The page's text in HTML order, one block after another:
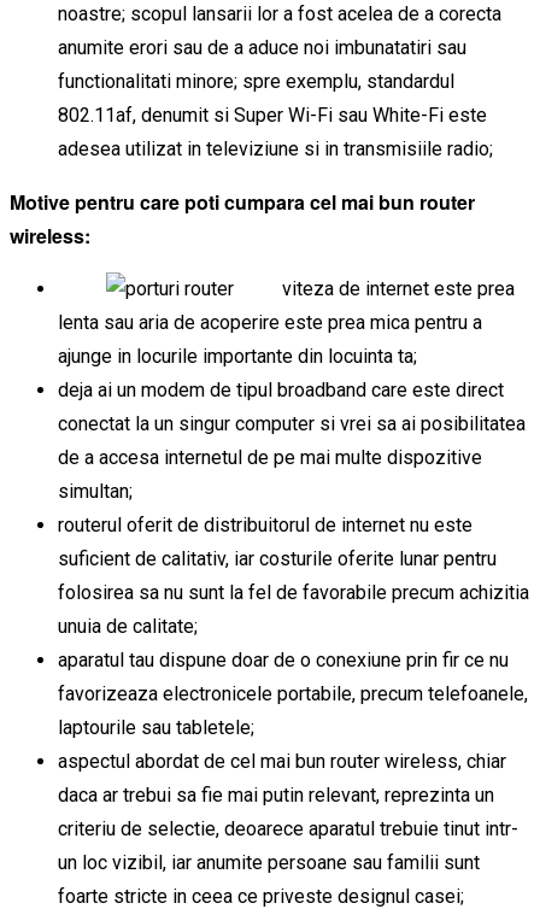
noastre; scopul lansarii lor a fost acelea de a corecta
anumite erori sau de a aduce noi imbunatatiri sau
functionalitati minore; spre exemplu, standardul
802.11af, denumit si Super Wi-Fi sau White-Fi este
adesea utilizat in televiziune si in transmisiile radio;
Motive pentru care poti cumpara cel mai bun router
wireless:
viteza de internet este prea
lenta sau aria de acoperire este prea mica pentru a
ajunge in locurile importante din locuinta ta;
deja ai un modem de tipul broadband care este direct
conectat la un singur computer si vrei sa ai posibilitatea
de a accesa internetul de pe mai multe dispozitive
simultan;
routerul oferit de distribuitorul de internet nu este
suficient de calitativ, iar costurile oferite lunar pentru
folosirea sa nu sunt la fel de favorabile precum achizitia
unuia de calitate;
aparatul tau dispune doar de o conexiune prin fir ce nu
favorizeaza electronicele portabile, precum telefoanele,
laptourile sau tabletele;
aspectul abordat de cel mai bun router wireless, chiar
daca ar trebui sa fie mai putin relevant, reprezinta un
criteriu de selectie, deoarece aparatul trebuie tinut intr-
un loc vizibil, iar anumite persoane sau familii sunt
foarte stricte in ceea ce priveste designul casei;